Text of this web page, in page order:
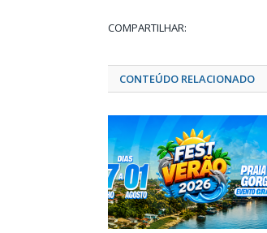
COMPARTILHAR:
CONTEÚDO RELACIONADO